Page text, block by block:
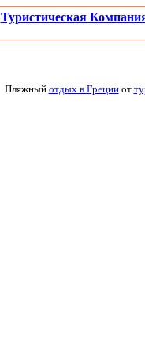
Туристическая
Пляжный отдых в Грецииот